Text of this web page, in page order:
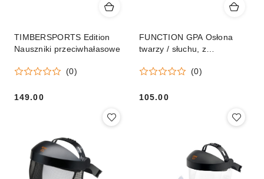
TIMBERSPORTS Edition
Nauszniki przeciwhałasowe
(0)
Cena:
149.00
FUNCTION GPA Osłona
twarzy / słuchu, z
(0)
Cena:
105.00